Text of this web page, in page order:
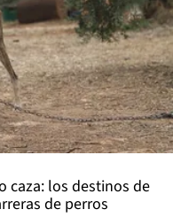
caza: los destinos de
de perros